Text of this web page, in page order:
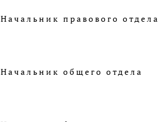
Начальник правового отдела
Начальник общего отдела